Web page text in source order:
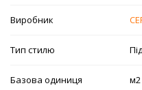
Виробник
Тип стилю
Базова одиниця м2